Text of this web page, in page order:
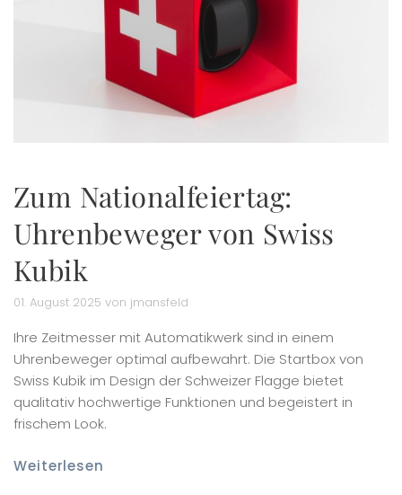
Zum Nationalfeiertag:
Uhrenbeweger von Swiss
Kubik
01. August 2025 von jmansfeld
Ihre Zeitmesser mit Automatikwerk sind in einem
Uhrenbeweger optimal aufbewahrt. Die Startbox von
Swiss Kubik im Design der Schweizer Flagge bietet
qualitativ hochwertige Funktionen und begeistert in
frischem Look.
Weiterlesen